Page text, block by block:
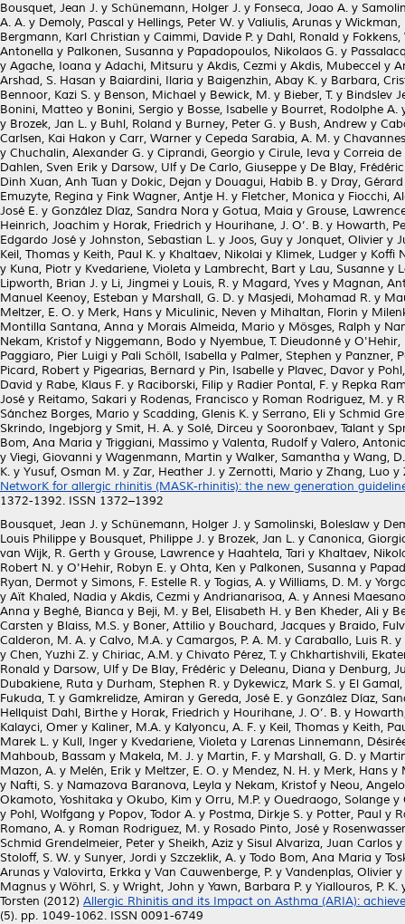
Bousquet, Jean J. y Schünemann, Holger J. y Fonseca, Joao A. y
A. A. y Demoly, Pascal y Hellings, Peter W. y Valiulis, Arunas y Wickman,
Bergmann, Karl Christian y Caimmi, Davide P. y Dahl, Ronald y Fokkens,
Antonella y Palkonen, Susanna y Papadopoulos, Nikolaos G. y
y Agache, Ioana y Adachi, Mitsuru y Akdis, Cezmi y Akdis, Mubeccel y
Arshad, S. Hasan y Baiardini, Ilaria y Baigenzhin, Abay K. y Barbara,
Bennoor, Kazi S. y Benson, Michael y Bewick, M. y Bieber, T. y Bindslev
Bonini, Matteo y Bonini, Sergio y Bosse, Isabelle y Bourret, Rodolphe A.
y Brozek, Jan L. y Buhl, Roland y Burney, Peter G. y Bush, Andrew y
Carlsen, Kai Hakon y Carr, Warner y Cepeda Sarabia, A. M. y
y Chuchalin, Alexander G. y Ciprandi, Georgio y Cirule, Ieva y Correia de
Dahlen, Sven Erik y Darsow, Ulfy De Carlo, Giuseppe y De Blay, Frédéric
Dinh Xuan, Anh Tuan y Dokic, Dejan y Douagui, Habib B. y Dray, Gérard
Emuzyte, Regina y Fink Wagner, Antje H. y Fletcher, Monica y Fiocchi,
José E. y González Díaz, Sandra Nora y Gotua, Maia y Grouse,
Heinrich, Joachim y Horak, Friedrich y Hourihane, J. O’. B. y Howarth,
Edgardo José y Johnston, Sebastian L. y Joos, Guy y Jonquet, Olivier y
Keil, Thomas y Keith, Paul K. y Khaltaev, Nikolai y Klimek, Ludger y Koffi
y Kuna, Piotr y Kvedariene, Violeta y Lambrecht, Bart y Lau, Susanne y
Lipworth, Brian J. y Li, Jingmei y Louis, R. y Magard, Yves y Magnan,
Manuel Keenoy, Esteban y Marshall, G. D. y Masjedi, Mohamad R. y
Meltzer, E. O. y Merk, Hans y Miculinic, Neven y Mihaltan, Florin y
Montilla Santana, Anna y Morais Almeida, Mario y Mösges, Ralph y
Nekam, Kristofy Niggemann, Bodo y Nyembue, T. Dieudonné y O'Hehir,
Paggiaro, Pier Luigi y Pali Schöll, Isabella y Palmer, Stephen y Panzner,
Picard, Robert y Pigearias, Bernard y Pin, Isabelle y Plavec, Davor y
David y Rabe, Klaus F. y Raciborski, Filip y Radier Pontal, F. y Repka
José y Reitamo, Sakari y Rodenas, Francisco y Roman Rodriguez, M. y
Sánchez Borges, Mario y Scadding, Glenis K. y Serrano, Eli y Schmid
Skrindo, Ingebjorg y Smit, H. A. y Solé, Dirceu y Sooronbaev, Talant y
Bom, Ana Maria y Triggiani, Massimo y Valenta, Rudolfy Valero,
y Viegi, Giovanni y Wagenmann, Martin y Walker, Samantha y Wang, D.
K. y Yusuf, Osman M. y Zar, Heather J. y Zernotti, Mario y Zhang, Luo y
NetworK for allergic rhinitis (MASK-rhinitis): the new generation
1372-1392. ISSN 1372–1392
Bousquet, Jean J. y Schünemann, Holger J. y Samolinski, Boleslaw y
Louis Philippe y Bousquet, Philippe J. y Brozek, Jan L. y Canonica,
van Wijk, R. Gerth y Grouse, Lawrence y Haahtela, Tari y Khaltaev,
Robert N. y O'Hehir, Robyn E. y Ohta, Ken y Palkonen, Susanna y
Ryan, Dermot y Simons, F. Estelle R. y Togias, A. y Williams, D. M. y
y Aït Khaled, Nadia y Akdis, Cezmi y Andrianarisoa, A. y Annesi
Anna y Beghé, Bianca y Beji, M. y Bel, Elisabeth H. y Ben Kheder, Ali y
Carsten y Blaiss, M.S. y Boner, Attilio y Bouchard, Jacques y Braido,
Calderon, M. A. y Calvo, M.A. y Camargos, P. A. M. y Caraballo, Luis R. y
y Chen, Yuzhi Z. y Chiriac, A.M. y Chivato Pérez, T. y Chkhartishvili,
Ronald y Darsow, Ulfy De Blay, Frédéric y Deleanu, Diana y Denburg,
Dubakiene, Ruta y Durham, Stephen R. y Dykewicz, Mark S. y El Gamal,
Fukuda, T. y Gamkrelidze, Amiran y Gereda, José E. y González Díaz,
Hellquist Dahl, Birthe y Horak, Friedrich y Hourihane, J. O’. B. y
Kalayci, Omer y Kaliner, M.A. y Kalyoncu, A. F. y Keil, Thomas y Keith,
Marek L. y Kull, Inger y Kvedariene, Violeta y Larenas Linnemann,
Mahboub, Bassam y Makela, M. J. y Martin, F. y Marshall, G. D. y
Mazon, A. y Melén, Erik y Meltzer, E. O. y Mendez, N. H. y Merk, Hans y
y Nafti, S. y Namazova Baranova, Leyla y Nekam, Kristofy Neou,
Okamoto, Yoshitaka y Okubo, Kim y Orru, M.P. y Ouedraogo, Solange y
y Pohl, Wolfgang y Popov, Todor A. y Postma, Dirkje S. y Potter, Paul y
Romano, A. y Roman Rodriguez, M. y Rosado Pinto, José y
Schmid Grendelmeier, Peter y Sheikh, Aziz y Sisul Alvariza, Juan Carlos y
Stoloff, S. W. y Sunyer, Jordi y Szczeklik, A. y Todo Bom, Ana Maria y
Arunas y Valovirta, Erkka y Van Cauwenberge, P. y Vandenplas, Olivier y
Magnus y Wöhrl, S. y Wright, John y Yawn, Barbara P. y Yiallouros, P. K.
Torsten (2012) Allergic Rhinitis and its Impact on Asthma (ARIA):
(5). pp. 1049-1062. ISSN 0091-6749